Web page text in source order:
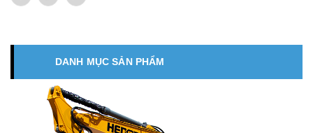
DANH MỤC SẢN PHẨM